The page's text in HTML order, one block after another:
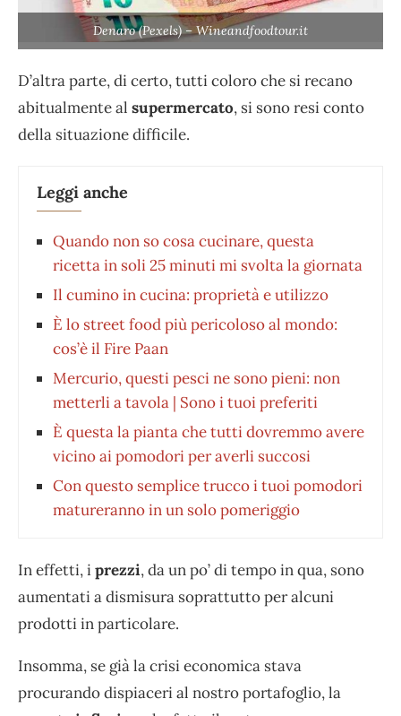
Denaro (Pexels) – Wineandfoodtour.it
D’altra parte, di certo, tutti coloro che si recano
abitualmente al supermercato, si sono resi conto
della situazione difficile.
Leggi anche
Quando non so cosa cucinare, questa
ricetta in soli 25 minuti mi svolta la giornata
Il cumino in cucina: proprietà e utilizzo
È lo street food più pericoloso al mondo:
cos’è il Fire Paan
Mercurio, questi pesci ne sono pieni: non
metterli a tavola | Sono i tuoi preferiti
È questa la pianta che tutti dovremmo avere
vicino ai pomodori per averli succosi
Con questo semplice trucco i tuoi pomodori
matureranno in un solo pomeriggio
In effetti, iprezzi, da un po’ di tempo in qua, sono
aumentati a dismisura soprattutto per alcuni
prodotti in particolare.
Insomma, se già la crisi economica stava
procurando dispiaceri al nostro portafoglio, la